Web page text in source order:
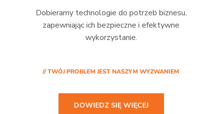
Dobieramy technologie do potrzeb biznesu,
zapewniając ich bezpieczne i efektywne
wykorzystanie.
// TWÓJ PROBLEM JEST NASZYM WYZWANIEM
DOWIEDZ SIĘ WIĘCEJ